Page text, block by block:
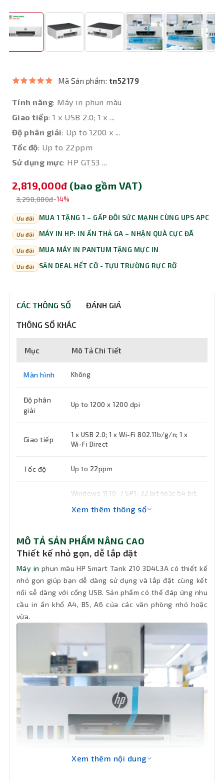
Mã Sản phẩm: tn52179
Tính năng: Máy in phun màu
Giao tiếp: 1 x USB 2.0; 1 x ...
Độ phân giải: Up to 1200 x ...
Tốc độ: Up to 22ppm
Sử dụng mực: HP GT53 ...
2,819,000đ (bao gồm VAT)
3,290,000đ-14%
Ưu đãi MUA 1 TẶNG 1 – GẤP ĐÔI SỨC MẠNH CÙNG UPS APC
Ưu đãi MÁY IN HP: IN ẤN THẢ GA – NHẬN QUÀ CỰC ĐÃ
Ưu đãi MUA MÁY IN PANTUM TẶNG MỰC IN
Ưu đãi SĂN DEAL HẾT CỠ - TỰU TRƯỜNG RỰC RỠ
CÁC THÔNG SỐ ĐÁNH GIÁ
THÔNG SỐ KHÁC
Mục Mô Tả Chi Tiết
Màn hình Không
Độ phân
giải
Up to 1200 x 1200 dpi
Giao tiếp
1 x USB 2.0; 1 x Wi-Fi 802.11b/g/n; 1 x
Wi-Fi Direct
Tốc độ Up to 22ppm
Windows 11,10, 7 SP1: 32 bit hoặc 64 bit,
nối Internet, Microsoft Internet Explorer
HD 2 GB; Cần có kết nối Internet
Loại mực
sử dụng
HP GT53 1VV22AA/HP GT53XL 1VV21AA
GT52 M0H55AA (Magenta); HP GT52
M0H56AA (Yellow)
Khổ giấy
loại giấy
60 đến 90 g/m²
Tính
Kích
thước
435 x 591 x 269 mm
Xem thêm thông số
MÔ TẢ SẢN PHẨM NÂNG CAO
Thiết kế nhỏ gọn, dễ lắp đặt
Máy in phun màu HP Smart Tank 210 3D4L3A có thiết kế
nhỏ gọn giúp bạn dễ dàng sử dụng và lắp đặt cùng kết
nối sễ dàng với cổng USB. Sản phẩm có thể đáp ứng nhu
cầu in ấn khổ A4, B5, A6 của các văn phòng nhỏ hoặc
vừa.
Xem thêm nội dung